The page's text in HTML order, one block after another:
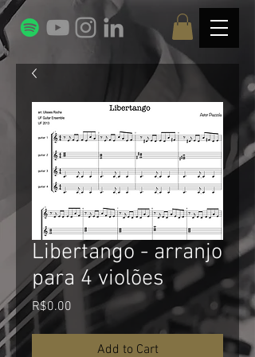
Libertango - arranjo
para 4 violões
R$0.00
Add to Cart